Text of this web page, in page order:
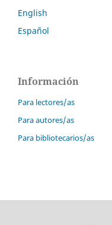
English
Español
Información
Para lectores/as
Para autores/as
Para bibliotecarios/as